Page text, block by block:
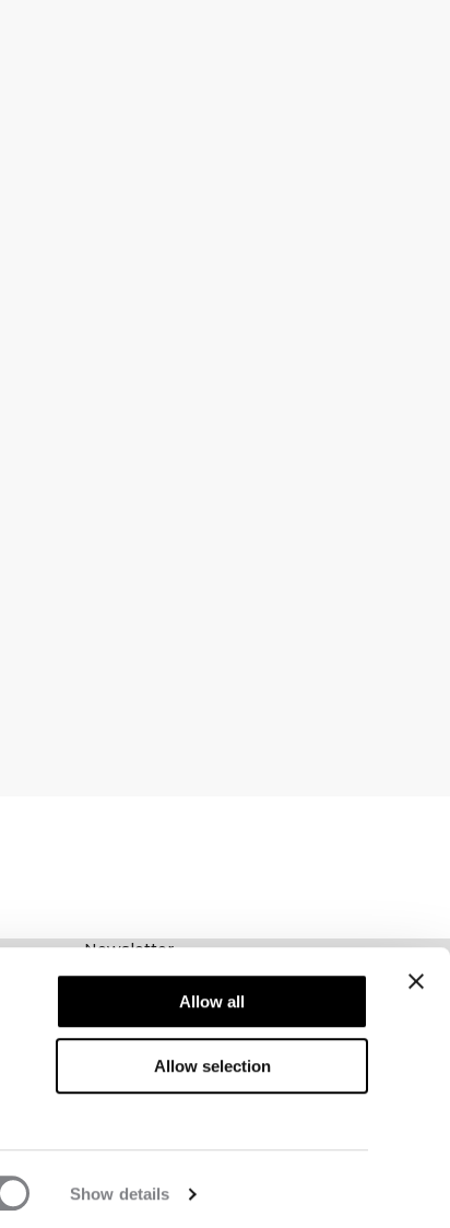
Show details
Allow all
Allow selection
Newsletter
Schrijf je voor onze nieuwsbrief! Ontvang
exclusieve aanbiedingen, ons laatste nieuws en
nog veel meer.